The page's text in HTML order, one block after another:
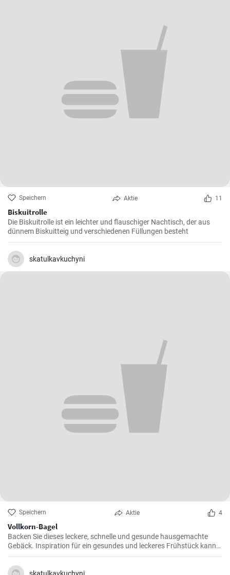
Speichern Aktie 11
Biskuitrolle
Die Biskuitrolle ist ein leichter und flauschiger Nachtisch, der aus
dünnem Biskuitteig und verschiedenen Füllungen besteht
skatulkavkuchyni
Speichern Aktie 4
Vollkorn-Bagel
Backen Sie dieses leckere, schnelle und gesunde hausgemachte
Gebäck. Inspiration für ein gesundes und leckeres Frühstück kann
man nie genug haben.